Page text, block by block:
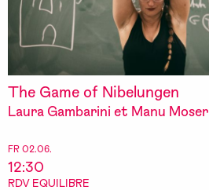
FR 02.06.
12:30
RDV EQUILIBRE
The Game of Nibelungen
Laura Gambarini et Manu Moser